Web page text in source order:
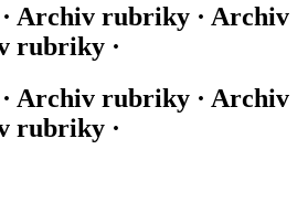
Archiv rubriky · Archiv
rubriky ·
Archiv rubriky · Archiv
rubriky ·